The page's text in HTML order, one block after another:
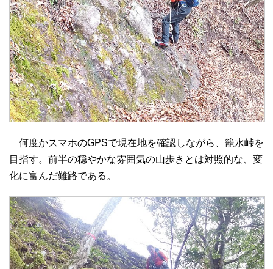
何度かスマホのGPSで現在地を確認しながら、籠水峠を
目指す。前半の穏やかな雰囲気の山歩きとは対照的な、変
化に富んだ難路である。